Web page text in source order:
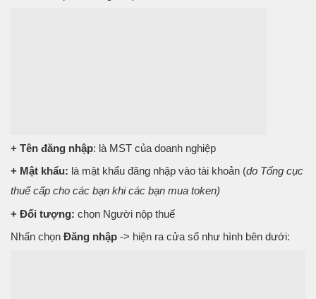
+ Tên đăng nhập: là MST của doanh nghiệp
+ Mật khẩu: là mật khẩu đăng nhập vào tài khoản (do Tổng cục
thuế cấp cho các bạn khi các bạn mua token)
+ Đối tượng: chọn Người nộp thuế
Nhấn chọn Đăng nhập -> hiện ra cửa sổ như hình bên dưới: